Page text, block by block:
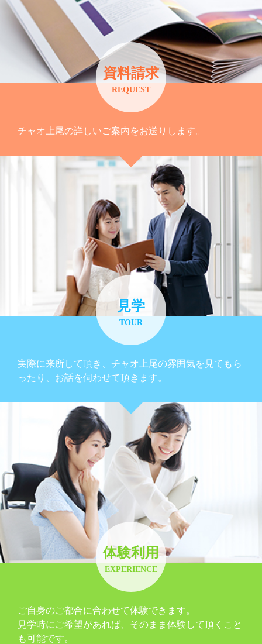
資料請求
REQUEST
チャオ上尾の詳しいご案内をお送りします。
見学
TOUR
実際に来所して頂き、チャオ上尾の雰囲気を見てもら
ったり、お話を伺わせて頂きます。
体験利用
EXPERIENCE
ご自身のご都合に合わせて体験できます。
見学時にご希望があれば、そのまま体験して頂くこと
も可能です。